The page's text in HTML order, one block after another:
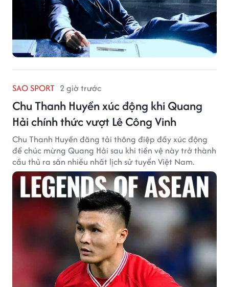
SAO SPORT 2 giờ trước
Chu Thanh Huyền xúc động khi Quang
Hải chính thức vượt Lê Công Vinh
Chu Thanh Huyền đăng tải thông điệp đầy xúc động
để chúc mừng Quang Hải sau khi tiền vệ này trở thành
cầu thủ ra sân nhiều nhất lịch sử tuyển Việt Nam.